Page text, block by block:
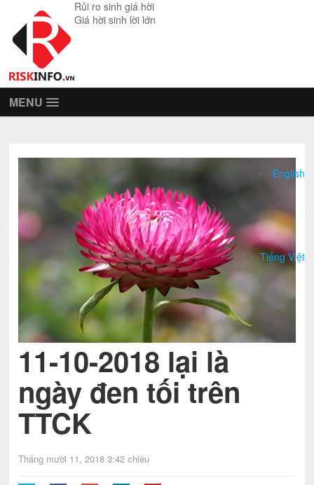
Rủi ro sinh giá hời
Giá hời sinh lời lớn
English
Tiếng Việt
MENU
11-10-2018 lại là
ngày đen tối trên
TTCK
Tháng mười 11, 2018 3:42 chiều